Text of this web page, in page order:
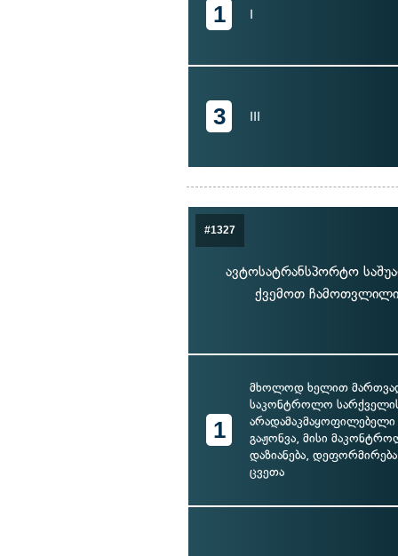
1 I
3 III
#1327
ავტოსატრანსპორტო
ქვემოთ ჩამოთვლილი
1
მხოლოდ ხელით
საკონტროლო
არადამაკმაყოფილებელი
გაჟონვა, მისი
დაზიანება,
ცვეთა